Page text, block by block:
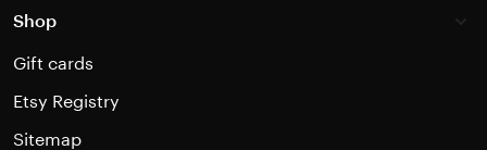
Shop
Gift cards
Etsy Registry
Sitemap